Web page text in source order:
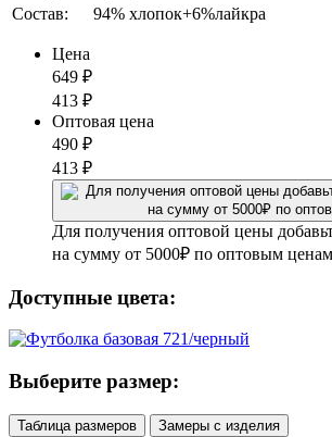
Состав:
94% хлопок+6%лайкра
Цена
649 ₽
413 ₽
Оптовая цена
490 ₽
413 ₽
Для получения оптовой цены
на сумму от 5000₽ по оптовым
Доступные цвета:
Выберите размер:
Таблица размеров Замеры с изделия